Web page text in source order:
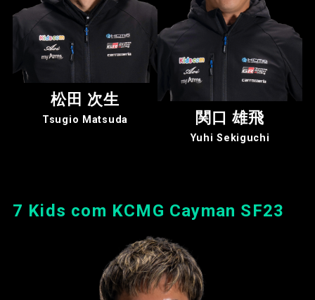
松田 次生
Tsugio Matsuda 関口 雄飛
Yuhi Sekiguchi
7 Kids com KCMG Cayman SF23